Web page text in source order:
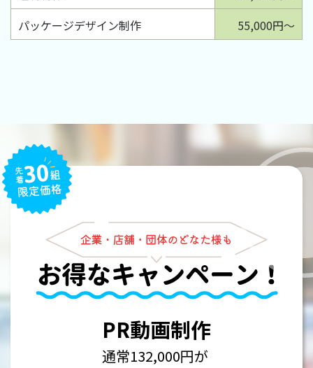
パッケージデザイン制作
55,000円～
PR動画制作
通常132,000円が